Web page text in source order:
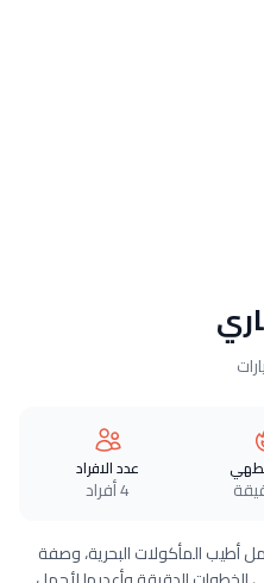
عدد الافراد
4 أفراد
أطيب المأكولات البحرية، وصفة